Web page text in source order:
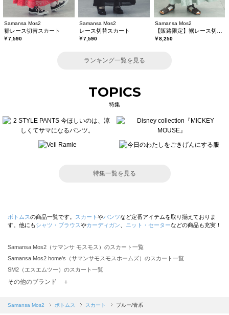
Samansa Mos2
裾レース切替スカート
￥7,590
Samansa Mos2
レース切替スカート
￥7,590
Samansa Mos2
￥8,250
ランキング一覧を見る
TOPICS
特集
特集一覧を見る
ボトムスの商品一覧です。 スカート やパンツなど定番アイテムを取り揃えておりま
す。他にもシャツ・ブラウスやカーディガン ニット・セーターなどの商品も充実！
Samansa Mos2（サマンサ モスモス）のスカート一覧
Samansa Mos2 home's（サマンサモスモスホームズ）のスカート一覧
SM2（エスエムツー）のスカート一覧
TSUHARU by Samansa Mos2（ツハルバイサマンサモスモス）のスカート一覧
Samansa Mos2 blue（サマンサモスモス ブルー）のスカート一覧
その他のブランド ＋
Samansa Mos2 ボトムス スカート ブルー/青系